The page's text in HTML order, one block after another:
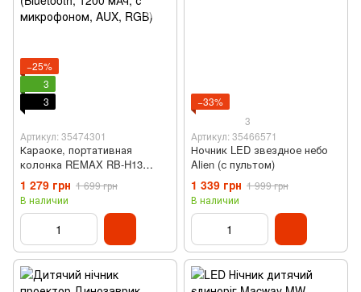
−25%
3
3
Артикул: 35474301
Караоке, портативная
колонка REMAX RB-H13
(Bluetooth, 1200 мАч, с
микрофоном, AUX, RGB)
1 279 грн 1 699 грн
В наличии
−33%
3
Артикул: 35466571
Ночник LED звездное небо
Alien (с пультом)
1 339 грн 1 999 грн
В наличии